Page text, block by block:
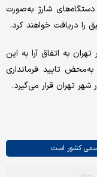
شارژ به‌صورت
را دریافت خواهند کرد.
به اتفاق آرا به این
تایید فرمانداری
تهران قرار می‌گیرد.
رسمی کشور است.